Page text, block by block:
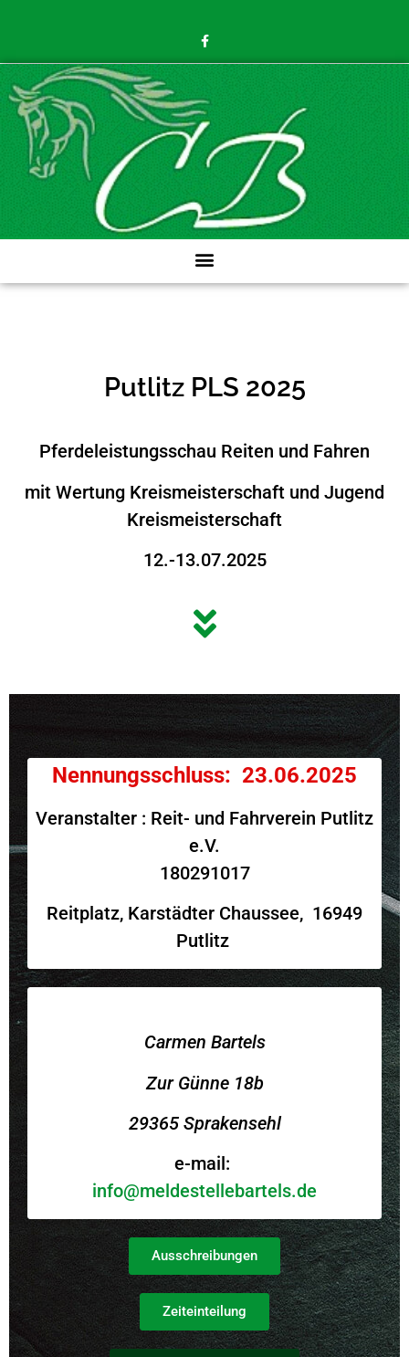
Putlitz PLS 2025
Pferdeleistungsschau Reiten und Fahren
mit Wertung Kreismeisterschaft und Jugend
Kreismeisterschaft
12.-13.07.2025
Nennungsschluss: 23.06.2025
Veranstalter : Reit- und Fahrverein Putlitz
e.V.
180291017
Reitplatz, Karstädter Chaussee, 16949
Putlitz
Carmen Bartels
Zur Günne 18b
29365 Sprakensehl
e-mail:
info@meldestellebartels.de
Ausschreibungen
Zeiteinteilung